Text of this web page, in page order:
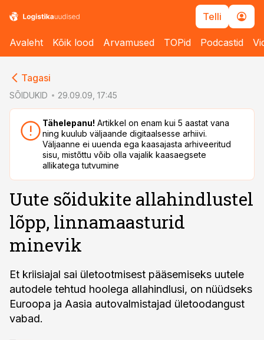
Telli
Avaleht Kõik lood Arvamused TOPid Podcastid
Tagasi
SÕIDUKID 29.09.09, 17:45
Tähelepanu! Artikkel on enam kui 5 aastat vana
ning kuulub väljaande digitaalsesse arhiivi.
Väljaanne ei uuenda ega kaasajasta arhiveeritud
sisu, mistõttu võib olla vajalik kaasaegsete
allikatega tutvumine
Uute sõidukite allahindlustel
lõpp, linnamaasturid
minevik
Et kriisiajal sai ületootmisest pääsemiseks uutele
autodele tehtud hoolega allahindlusi, on nüüdseks
Euroopa ja Aasia autovalmistajad ületoodangust
vabad.